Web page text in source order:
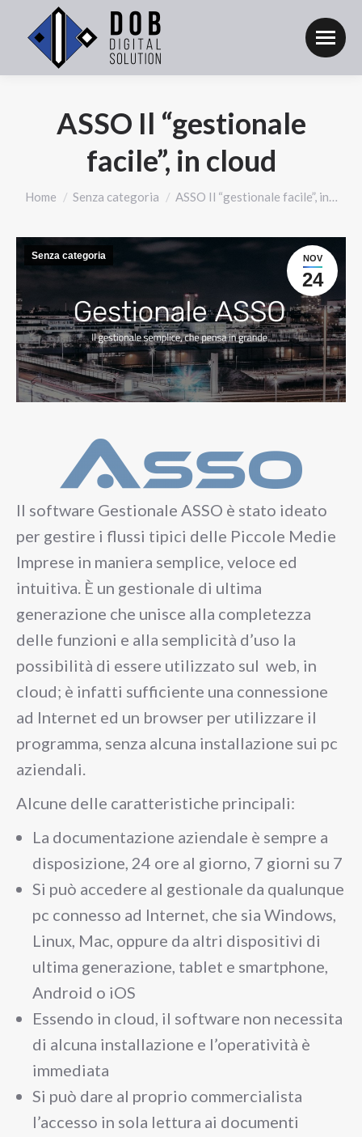
ASSO Il “gestionale
facile”, in cloud
Tu sei qui:
Home Senza categoria ASSO Il “gestionale facile”, in…
NOV
24
Senza categoria
Il software Gestionale ASSO è stato ideato
per gestire i flussi tipici delle Piccole Medie
Imprese in maniera semplice, veloce ed
intuitiva. È un gestionale di ultima
generazione che unisce alla completezza
delle funzioni e alla semplicità d’uso la
possibilità di essere utilizzato sul web, in
cloud; è infatti sufficiente una connessione
ad Internet ed un browser per utilizzare il
programma, senza alcuna installazione sui pc
aziendali.
Alcune delle caratteristiche principali:
La documentazione aziendale è sempre a
disposizione, 24 ore al giorno, 7 giorni su 7
Si può accedere al gestionale da qualunque
pc connesso ad Internet, che sia Windows,
Linux, Mac, oppure da altri dispositivi di
ultima generazione, tablet e smartphone,
Android o iOS
Essendo in cloud, il software non necessita
di alcuna installazione e l’operatività è
immediata
Si può dare al proprio commercialista
l’accesso in sola lettura ai documenti